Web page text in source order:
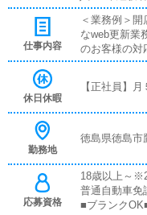
✅有給休暇制
の方も安心の
歓迎)[社]：月
試用期間あり
仕事内容
＜業務例＞
なweb更新業
のお客様の対
/フロントや
業などもあ
す。予約の確
務内容を見な
の方でも安心
ど、ポータル
きます。キャ
休日休暇
【正社員】
勤務地
徳島県徳島市
応募資格
18歳以上～
普通自動車免
■ブランク